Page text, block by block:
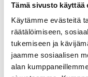
Tämä sivusto käyttää
Käytämme evästeitä
räätälöimiseen,
tukemiseen ja
jaamme sosiaalisen
alan
Hoitamattomat
pahoinvointi
jotka ovat
ja epäsuorat